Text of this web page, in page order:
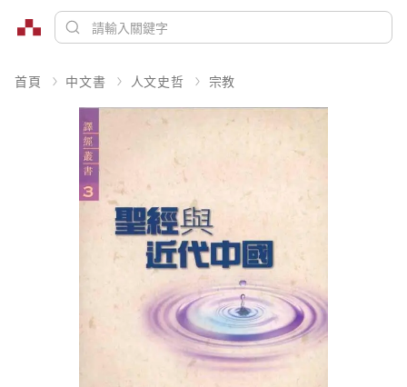
首頁 中文書 人文史哲 宗教